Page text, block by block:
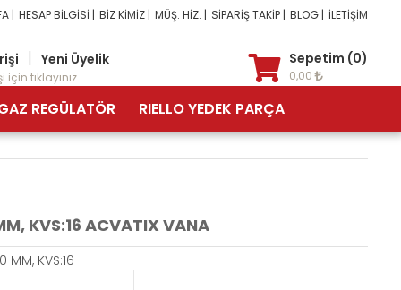
| HESAP BİLGİSİ | BİZ KİMİZ | MÜŞ. HİZ. | SİPARİŞ TAKİP | BLOG | İLETİŞİM
Yeni Üyelik
için tıklayınız
Sepetim (0)
0,00
REGÜLATÖR RIELLO YEDEK PARÇA
KVS:16 ACVATIX VANA
MM, KVS:16